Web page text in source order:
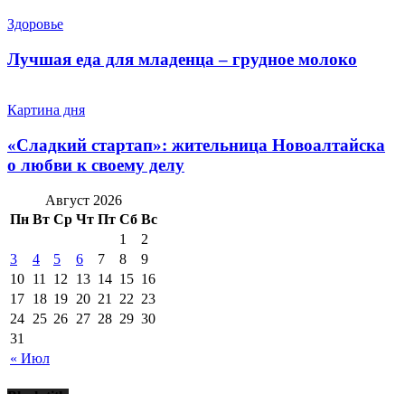
Здоровье
Лучшая еда для младенца – грудное молоко
Картина дня
«Сладкий стартап»: жительница Новоалтайска
о любви к своему делу
Август 2026
Пн Вт Ср Чт Пт Сб Вс
« Июл
1
2
3
4 5 6 7 8
9
10 11 12 13 14 15 16
17 18 19 20 21 22 23
24 25 26 27 28 29 30
31